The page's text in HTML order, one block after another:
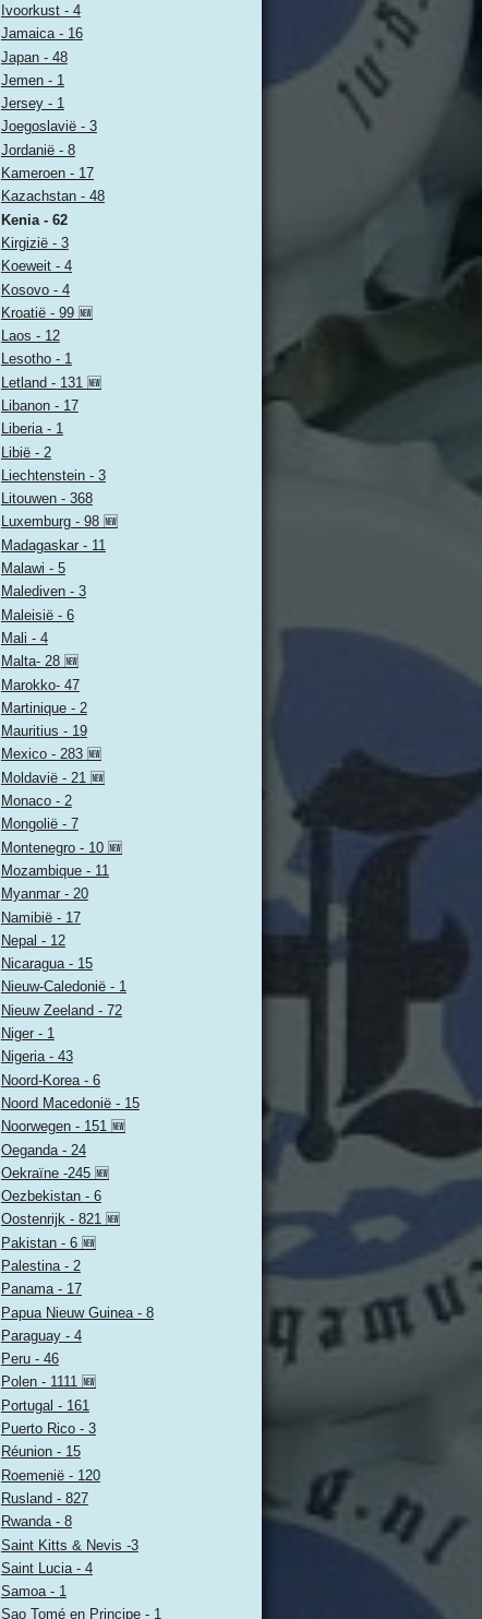
Ivoorkust - 4
Jamaica - 16
Japan - 48
Jemen - 1
Jersey - 1
Joegoslavië - 3
Jordanië - 8
Kameroen - 17
Kazachstan - 48
Kenia - 62
Kirgizië - 3
Koeweit - 4
Kosovo - 4
Kroatië - 99 🆕
Laos - 12
Lesotho - 1
Letland - 131 🆕
Libanon - 17
Liberia - 1
Libië - 2
Liechtenstein - 3
Litouwen - 368
Luxemburg - 98 🆕
Madagaskar - 11
Malawi - 5
Malediven - 3
Maleisië - 6
Mali - 4
Malta- 28 🆕
Marokko- 47
Martinique - 2
Mauritius - 19
Mexico - 283 🆕
Moldavië - 21 🆕
Monaco - 2
Mongolië - 7
Montenegro - 10 🆕
Mozambique - 11
Myanmar - 20
Namibië - 17
Nepal - 12
Nicaragua - 15
Nieuw-Caledonië - 1
Nieuw Zeeland - 72
Niger - 1
Nigeria - 43
Noord-Korea - 6
Noord Macedonië - 15
Noorwegen - 151 🆕
Oeganda - 24
Oekraïne -245 🆕
Oezbekistan - 6
Oostenrijk - 821 🆕
Pakistan - 6 🆕
Palestina - 2
Panama - 17
Papua Nieuw Guinea - 8
Paraguay - 4
Peru - 46
Polen - 1111 🆕
Portugal - 161
Puerto Rico - 3
Réunion - 15
Roemenië - 120
Rusland - 827
Rwanda - 8
Saint Kitts & Nevis -3
Saint Lucia - 4
Samoa - 1
Sao Tomé en Principe - 1